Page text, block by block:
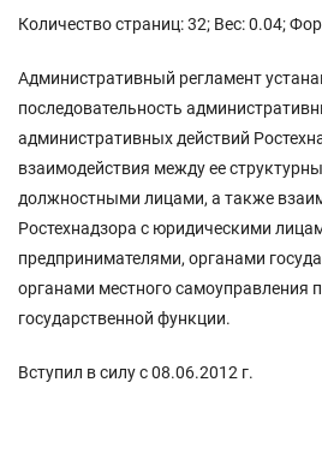
Количество страниц: 32; Вес: 0.04;
Административный регламент
последовательность
административных действий
взаимодействия между ее
должностными лицами, а также
Ростехнадзора с юридическими
предпринимателями, органами
органами местного самоуправления
государственной функции.
Вступил в силу с 08.06.2012 г.